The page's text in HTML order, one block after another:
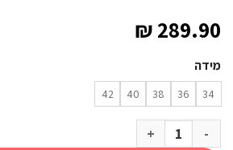
₪289.90
מידה
34
36
38
40
42
כמות של מכנס מטיילים Mountain Equipment Comici Ombre Blue נשים